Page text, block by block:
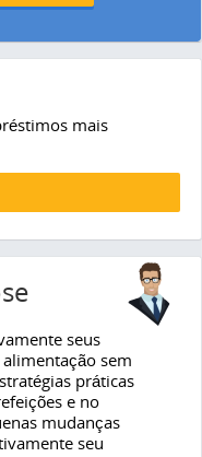
mais
seus
sem
práticas
e no
mudanças
seu